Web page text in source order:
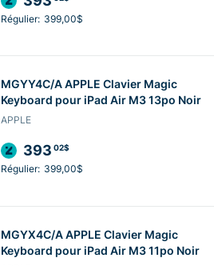
Régulier: 399,00$
MGYY4C/A APPLE Clavier Magic
Keyboard pour iPad Air M3 13po Noir
APPLE
393 02$
Régulier: 399,00$
MGYX4C/A APPLE Clavier Magic
Keyboard pour iPad Air M3 11po Noir